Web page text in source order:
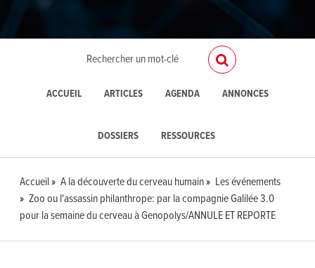
ACCUEIL ARTICLES AGENDA ANNONCES
DOSSIERS RESSOURCES
Accueil A la découverte du cerveau humain
Les événements
Zoo ou l'assassin philanthrope: par la compagnie Galilée 3.0
pour la semaine du cerveau à Genopolys/ANNULE ET REPORTE